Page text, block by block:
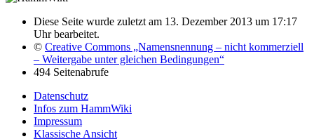
Diese Seite wurde zuletzt am 13. Dezember 2013 um 17:17
Uhr bearbeitet.
© Creative Commons „Namensnennung – nicht kommerziell
– Weitergabe unter gleichen Bedingungen“
494 Seitenabrufe
Datenschutz
Infos zum HammWiki
Impressum
Klassische Ansicht